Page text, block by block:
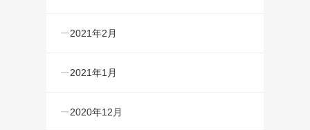
2021年2月
2021年1月
2020年12月